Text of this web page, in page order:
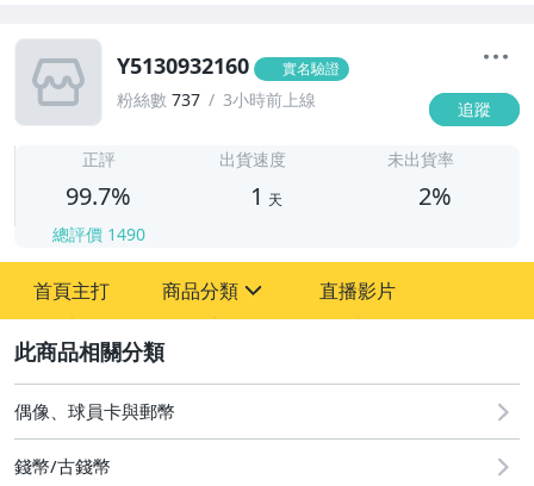
Y5130932160 實名驗證
粉絲數 737 3小時前上線 追蹤
正評
99.7%
總評價 1490
出貨速度
1 天
未出貨率
2%
首頁主打 商品分類
古董、藝術與礦石
偶像、球員卡與郵幣
直播影片
偶像、球員卡與郵幣
錢幣/古錢幣